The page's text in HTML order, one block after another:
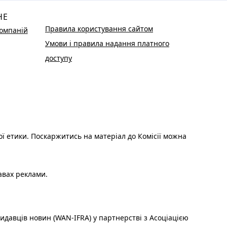
Правила користування сайтом
Умови і правила надання платного
доступу
етики. Поскаржитись на матеріал до Комісії можна
реклами.
новин (WAN-IFRA) у партнерстві з Асоціацією